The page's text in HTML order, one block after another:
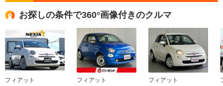
サイズ
(全長x全幅x全高)
全幅
1.63m
全長
3.55m～3.61m
全幅
1.63m
全長
3.66m
お探しの条件で360°画像付きのクルマ
フィアット フィアット フィアット